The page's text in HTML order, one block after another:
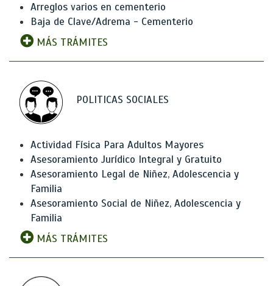
Arreglos varios en cementerio
Baja de Clave/Adrema - Cementerio
MÁS TRÁMITES
POLITICAS SOCIALES
Actividad Física Para Adultos Mayores
Asesoramiento Jurídico Integral y Gratuito
Asesoramiento Legal de Niñez, Adolescencia y
Familia
Asesoramiento Social de Niñez, Adolescencia y
Familia
MÁS TRÁMITES